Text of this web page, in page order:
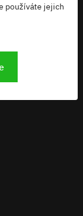
používáte jejich